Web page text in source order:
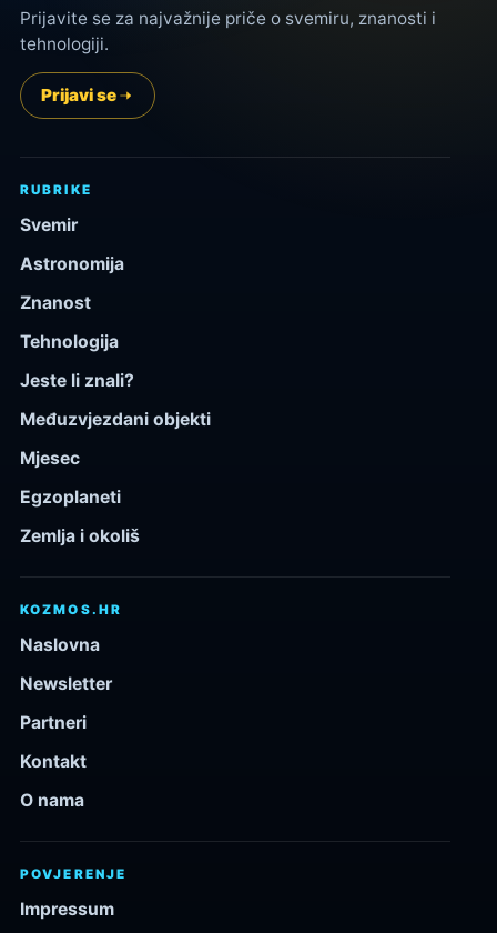
Prijavite se za najvažnije priče o svemiru, znanosti i
tehnologiji.
Prijavi se
RUBRIKE
Svemir
Astronomija
Znanost
Tehnologija
Jeste li znali?
Međuzvjezdani objekti
Mjesec
Egzoplaneti
Zemlja i okoliš
KOZMOS.HR
Naslovna
Newsletter
Partneri
Kontakt
O nama
POVJERENJE
Impressum